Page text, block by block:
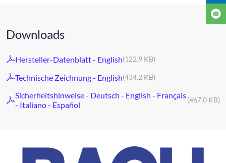
Downloads
Hersteller-Datenblatt - English(122.9 KB)
Technische Zeichnung - English(434.2 KB)
Sicherheitshinweise - Deutsch - English - Français
- Italiano - Español
(467.0 KB)